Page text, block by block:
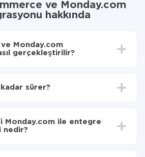
ve Monday.com
hakkında
Monday.com
gerçekleştirilir?
sürer?
sürer.
Monday.com ile entegre
nedir?